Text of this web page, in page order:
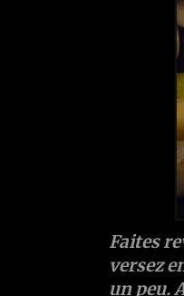
Faites
versez
un peu.